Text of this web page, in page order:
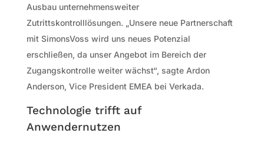
Ausbau unternehmensweiter
Zutrittskontrolllösungen. „Unsere neue Partnerschaft
mit SimonsVoss wird uns neues Potenzial
erschließen, da unser Angebot im Bereich der
Zugangskontrolle weiter wächst“, sagte Ardon
Anderson, Vice President EMEA bei Verkada.
Technologie trifft auf
Anwendernutzen